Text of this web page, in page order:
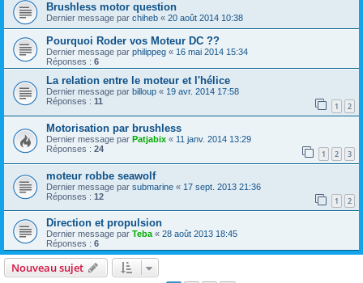
Brushless motor question
Dernier message par chiheb « 20 août 2014 10:38
Pourquoi Roder vos Moteur DC ??
Dernier message par philippeg « 16 mai 2014 15:34
Réponses : 6
La relation entre le moteur et l'hélice
Dernier message par billoup « 19 avr. 2014 17:58
Réponses : 11 1 2
Motorisation par brushless
Dernier message par Patjabix « 11 janv. 2014 13:29
Réponses : 24 1 2 3
moteur robbe seawolf
Dernier message par submarine « 17 sept. 2013 21:36
Réponses : 12 1 2
Direction et propulsion
Dernier message par Teba« 28 août 2013 18:45
Réponses : 6
Nouveau sujet